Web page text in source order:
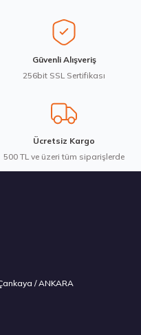
2026Güvenli Alışveriş
256bit SSL Sertifikası
Ücretsiz Kargo
500 TL ve üzeri tüm siparişlerde
/ ANKARA